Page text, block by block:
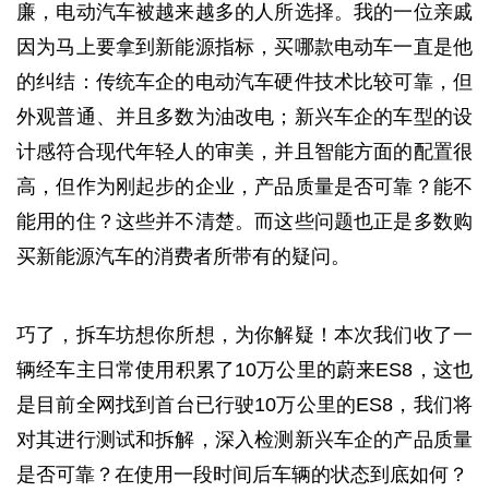
廉，电动汽车被越来越多的人所选择。我的一位亲戚
因为马上要拿到新能源指标，买哪款电动车一直是他
的纠结：传统车企的电动汽车硬件技术比较可靠，但
外观普通、并且多数为油改电；新兴车企的车型的设
计感符合现代年轻人的审美，并且智能方面的配置很
高，但作为刚起步的企业，产品质量是否可靠？能不
能用的住？这些并不清楚。而这些问题也正是多数购
买新能源汽车的消费者所带有的疑问。
巧了，拆车坊想你所想，为你解疑！本次我们收了一
辆经车主日常使用积累了10万公里的蔚来ES8，这也
是目前全网找到首台已行驶10万公里的ES8，我们将
对其进行测试和拆解，深入检测新兴车企的产品质量
是否可靠？在使用一段时间后车辆的状态到底如何？